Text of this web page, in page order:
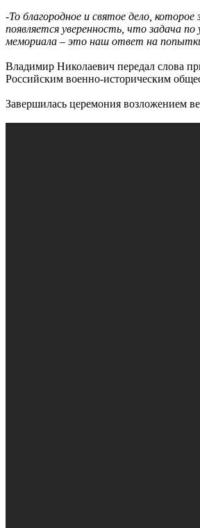
-То благородное и святое дело,
появляется уверенность, что задача
мемориала – это наш ответ на
Владимир Николаевич передал слова
Российским военно-историческим
Завершилась церемония возложением